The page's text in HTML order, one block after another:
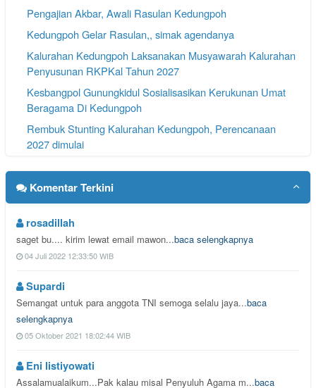
Pengajian Akbar, Awali Rasulan Kedungpoh
Kedungpoh Gelar Rasulan,, simak agendanya
Kalurahan Kedungpoh Laksanakan Musyawarah Kalurahan
Penyusunan RKPKal Tahun 2027
Kesbangpol Gunungkidul Sosialisasikan Kerukunan Umat
Beragama Di Kedungpoh
Rembuk Stunting Kalurahan Kedungpoh, Perencanaan
2027 dimulai
Komentar Terkini
rosadillah
saget bu.... kirim lewat email mawon...baca selengkapnya
04 Juli 2022 12:33:50 WIB
Supardi
Semangat untuk para anggota TNI semoga selalu jaya...baca
selengkapnya
05 Oktober 2021 18:02:44 WIB
Eni listiyowati
Assalamualaikum...Pak kalau misal Penyuluh Agama m...baca